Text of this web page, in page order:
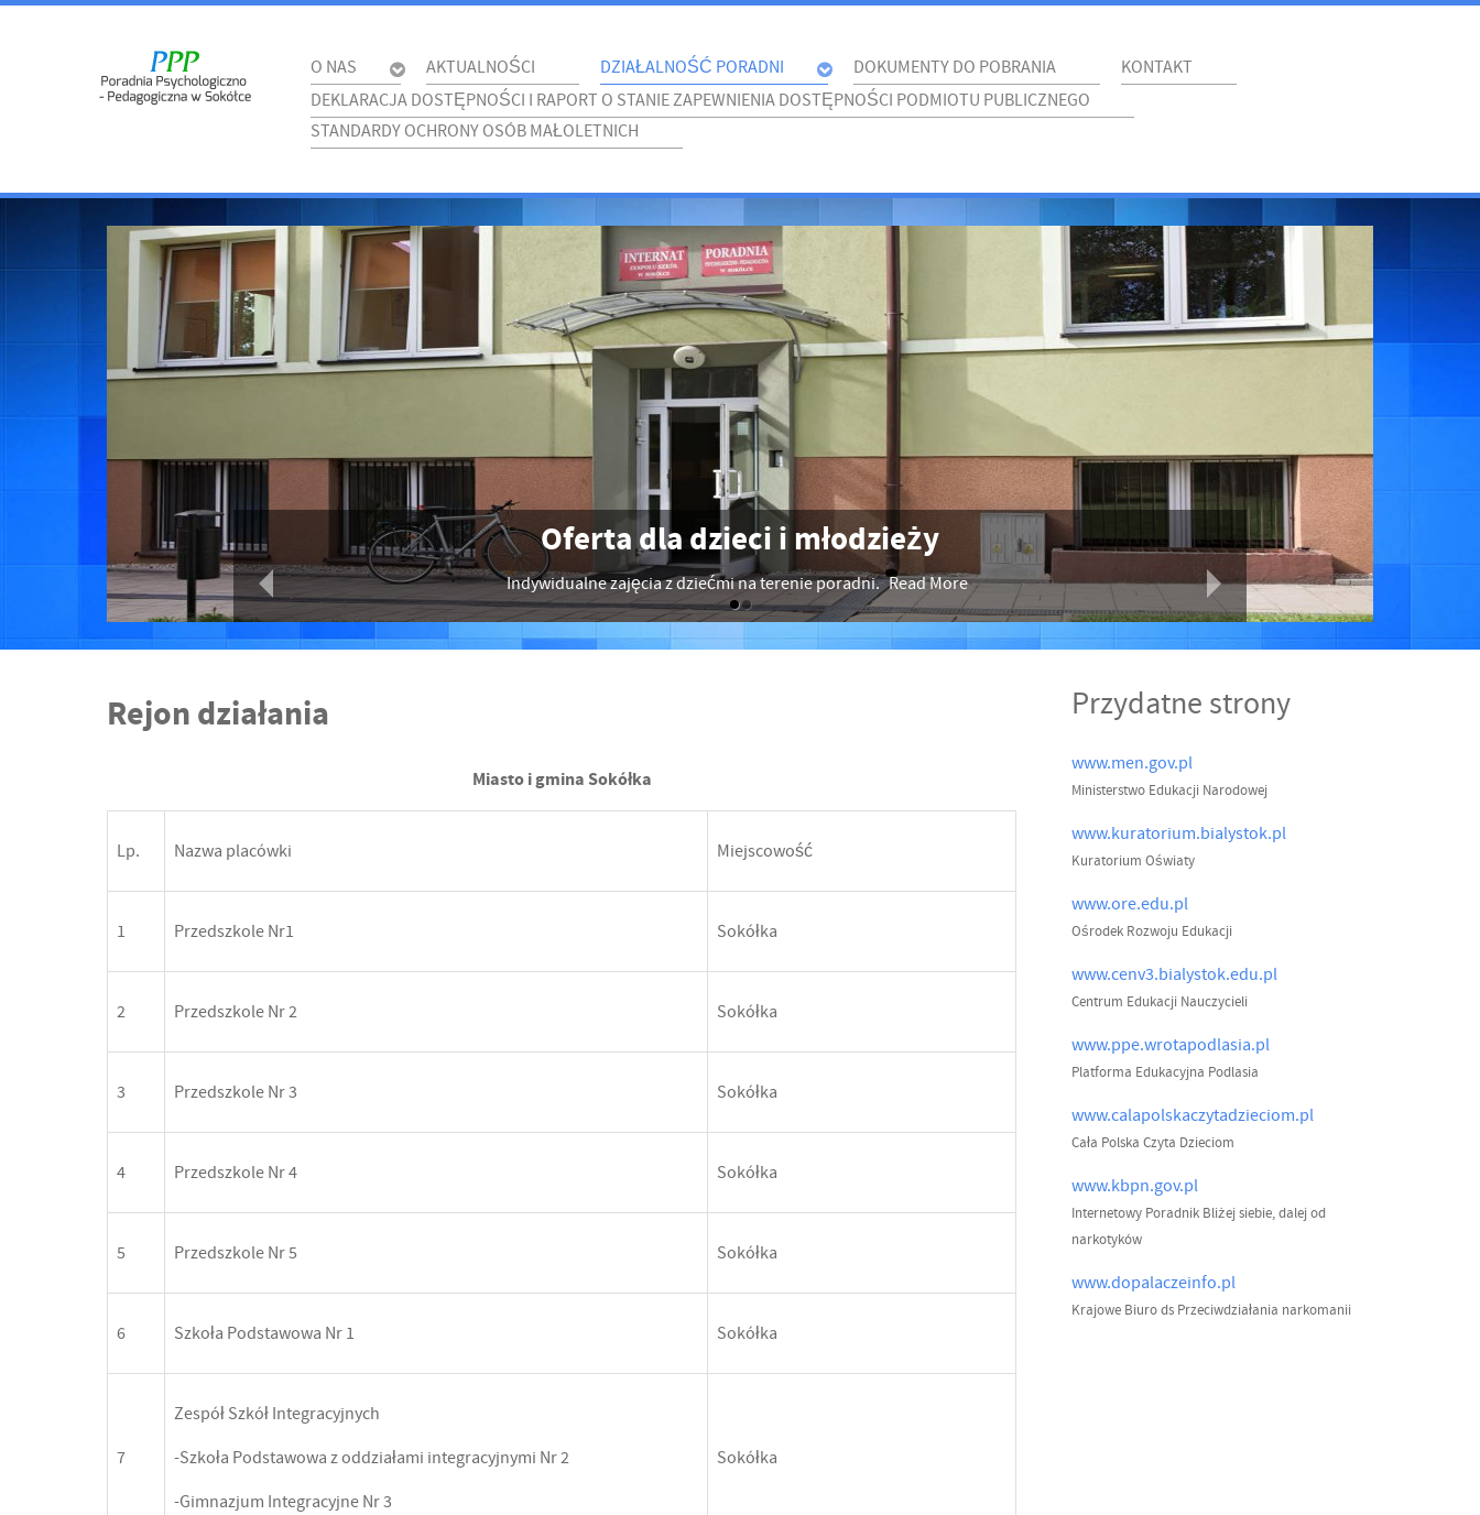
O NAS AKTUALNOŚCI DZIAŁALNOŚĆ PORADNI DOKUMENTY DO POBRANIA
KONTAKT
DEKLARACJA DOSTĘPNOŚCI I RAPORT O STANIE ZAPEWNIENIA DOSTĘPNOŚCI PODMIOTU PUBLICZNEGO
STANDARDY OCHRONY OSÓB MAŁOLETNICH
Read More
Oferta dla rodziców
Tematy spotkań z rodzicami w szkołach i przedszkolach. Read More
Rejon działania
Miasto i gmina Sokółka
Lp. Nazwa placówki Miejscowość
1 Przedszkole Nr1 Sokółka
2 Przedszkole Nr 2 Sokółka
3 Przedszkole Nr 3 Sokółka
4 Przedszkole Nr 4 Sokółka
5 Przedszkole Nr 5 Sokółka
6 Szkoła Podstawowa Nr 1 Sokółka
7
Zespół Szkół Integracyjnych
-Szkoła Podstawowa z oddziałami integracyjnymi Nr 2
-Gimnazjum Integracyjne Nr 3
Sokółka
Przydatne strony
www.men.gov.pl
Ministerstwo Edukacji Narodowej
www.kuratorium.bialystok.pl
Kuratorium Oświaty
www.ore.edu.pl
Ośrodek Rozwoju Edukacji
www.cenv3.bialystok.edu.pl
Centrum Edukacji Nauczycieli
www.ppe.wrotapodlasia.pl
Platforma Edukacyjna Podlasia
www.calapolskaczytadzieciom.pl
Cała Polska Czyta Dzieciom
www.kbpn.gov.pl
Internetowy Poradnik Bliżej siebie, dalej od
narkotyków
www.dopalaczeinfo.pl
Krajowe Biuro ds Przeciwdziałania narkomanii